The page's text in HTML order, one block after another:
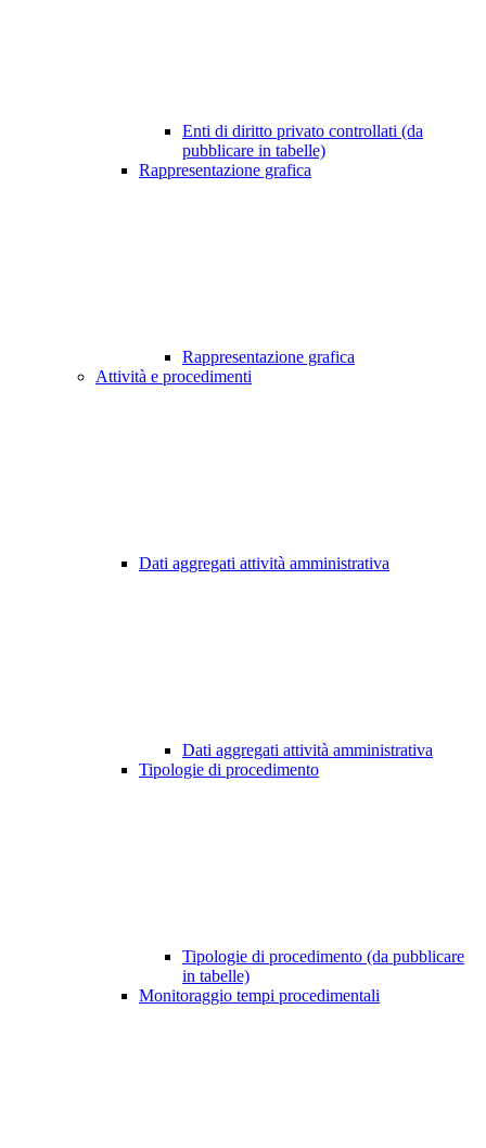
Enti di diritto privato controllati (da
pubblicare in tabelle)
Rappresentazione grafica
Rappresentazione grafica
Attività e procedimenti
Dati aggregati attività amministrativa
Dati aggregati attività amministrativa
Tipologie di procedimento
Tipologie di procedimento (da pubblicare
in tabelle)
Monitoraggio tempi procedimentali